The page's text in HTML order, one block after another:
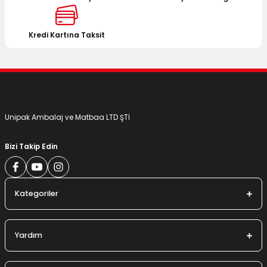
Ürün fiyatı diğer sitelerden daha pahalı.
Bu ürüne benzer farklı alternatifler olmalı.
Kredi Kartına Taksit
Unipak Ambalaj ve Matbaa LTD ŞTİ
Bizi Takip Edin
Kategoriler
Yardım